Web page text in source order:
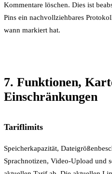
Kommentare löschen. Dies ist
Pins ein nachvollziehbares
wann markiert hat.
7. Funktionen,
Einschränkungen
Tariflimits
Speicherkapazität,
Sprachnotizen, Video-Upload und